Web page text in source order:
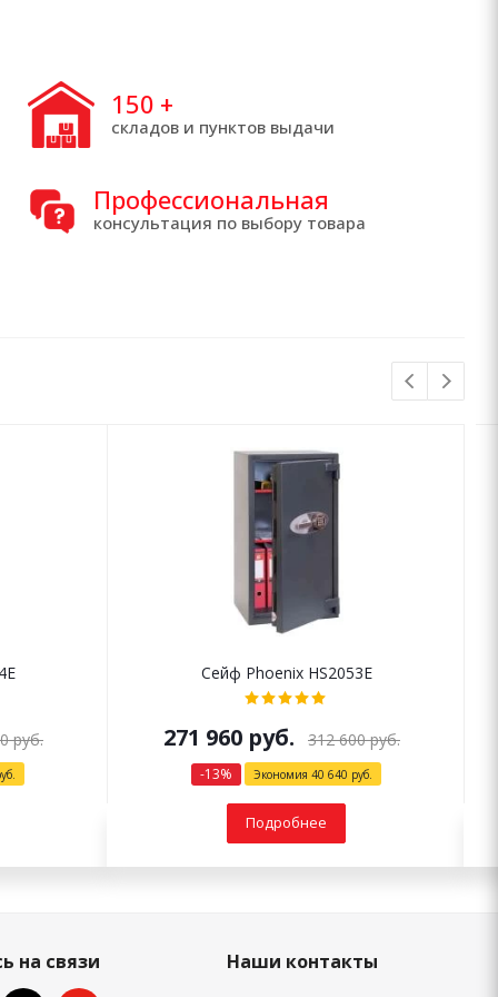
150 +
складов и пунктов выдачи
Профессиональная
консультация по выбору товара
руб.
Сейф Phoenix HS2053E
271 960 руб. 312 600руб.
-13% Экономия 40 640 руб.
Подробнее
на связи Наши контакты